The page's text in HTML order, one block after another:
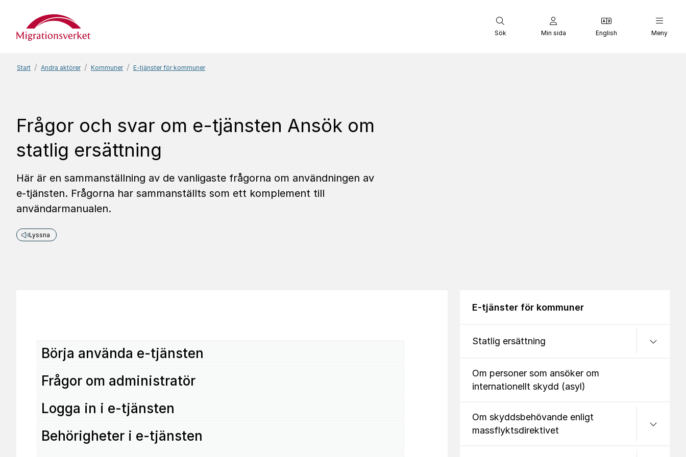
Start
Sök Min sida English Meny
Start Andra aktörer Kommuner E-tjänster för kommuner
Frågor och svar om e-tjänsten Ansök om
statlig ersättning
Här är en sammanställning av de vanligaste frågorna om användningen av
e-tjänsten. Frågorna har sammanställts som ett komplement till
användarmanualen.
Lyssna
E-tjänster för kommuner
Statlig ersättning
Om personer som ansöker om
internationellt skydd (asyl)
Om skyddsbehövande enligt
massflyktsdirektivet
Börja använda e-tjänsten
Frågor om administratör
Logga in i e-tjänsten
Behörigheter i e-tjänsten